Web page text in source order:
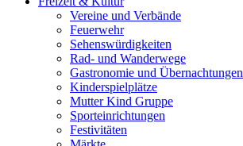
Vereine und Verbände
Feuerwehr
Sehenswürdigkeiten
Rad- und Wanderwege
Gastronomie und Übernachtungen
Kinderspielplätze
Mutter Kind Gruppe
Sporteinrichtungen
Festivitäten